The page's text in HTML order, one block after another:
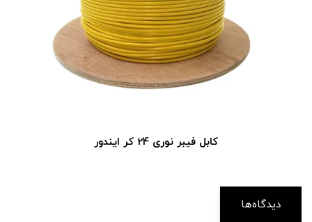
کابل فیبر نوری 24 کر ایندور
دیدگاه‌ها